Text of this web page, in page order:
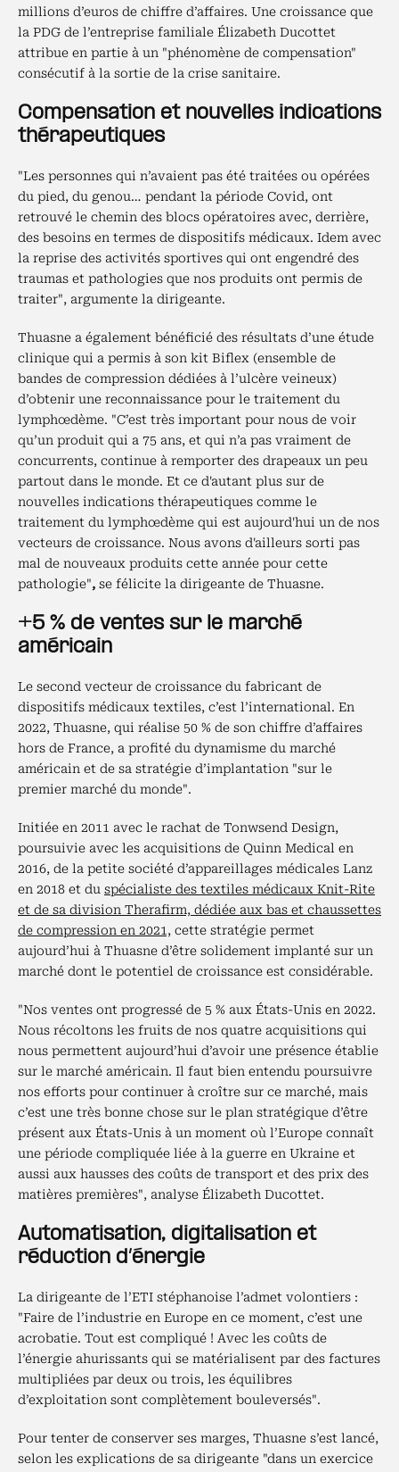
millions d’euros de chiffre d’affaires. Une croissance que
la PDG de l’entreprise familiale Élizabeth Ducottet
attribue en partie à un "phénomène de compensation"
consécutif à la sortie de la crise sanitaire.
Compensation et nouvelles indications
thérapeutiques
"Les personnes qui n’avaient pas été traitées ou opérées
du pied, du genou… pendant la période Covid, ont
retrouvé le chemin des blocs opératoires avec, derrière,
des besoins en termes de dispositifs médicaux. Idem avec
la reprise des activités sportives qui ont engendré des
traumas et pathologies que nos produits ont permis de
traiter", argumente la dirigeante.
Thuasne a également bénéficié des résultats d’une étude
clinique qui a permis à son kit Biflex (ensemble de
bandes de compression dédiées à l’ulcère veineux)
d’obtenir une reconnaissance pour le traitement du
lymphœdème. "C’est très important pour nous de voir
qu’un produit qui a 75 ans, et qui n’a pas vraiment de
concurrents, continue à remporter des drapeaux un peu
partout dans le monde. Et ce d'autant plus sur de
nouvelles indications thérapeutiques comme le
traitement du lymphœdème qui est aujourd'hui un de nos
vecteurs de croissance. Nous avons d'ailleurs sorti pas
mal de nouveaux produits cette année pour cette
pathologie", se félicite la dirigeante de Thuasne.
+5 % de ventes sur le marché
américain
Le second vecteur de croissance du fabricant de
dispositifs médicaux textiles, c’est l’international. En
2022, Thuasne, qui réalise 50 % de son chiffre d’affaires
hors de France, a profité du dynamisme du marché
américain et de sa stratégie d’implantation "sur le
premier marché du monde".
Initiée en 2011 avec le rachat de Tonwsend Design,
poursuivie avec les acquisitions de Quinn Medical en
2016, de la petite société d’appareillages médicales Lanz
en 2018 et du spécialiste des textiles médicaux Knit-Rite
et de sa division Therafirm, dédiée aux bas et chaussettes
de compression en 2021, cette stratégie permet
aujourd’hui à Thuasne d’être solidement implanté sur un
marché dont le potentiel de croissance est considérable.
"Nos ventes ont progressé de 5 % aux États-Unis en 2022.
Nous récoltons les fruits de nos quatre acquisitions qui
nous permettent aujourd’hui d’avoir une présence établie
sur le marché américain. Il faut bien entendu poursuivre
nos efforts pour continuer à croître sur ce marché, mais
c’est une très bonne chose sur le plan stratégique d’être
présent aux États-Unis à un moment où l’Europe connaît
une période compliquée liée à la guerre en Ukraine et
aussi aux hausses des coûts de transport et des prix des
matières premières", analyse Élizabeth Ducottet.
Automatisation, digitalisation et
réduction d’énergie
La dirigeante de l’ETI stéphanoise l’admet volontiers :
"Faire de l’industrie en Europe en ce moment, c’est une
acrobatie. Tout est compliqué ! Avec les coûts de
l’énergie ahurissants qui se matérialisent par des factures
multipliées par deux ou trois, les équilibres
d’exploitation sont complètement bouleversés".
Pour tenter de conserver ses marges, Thuasne s’est lancé,
selon les explications de sa dirigeante "dans un exercice